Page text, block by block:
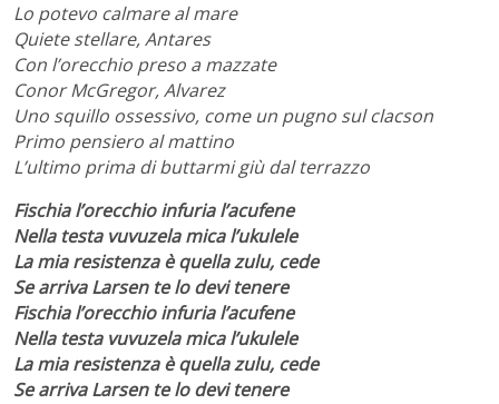
Lo potevo calmare al mare
Quiete stellare, Antares
Con l’orecchio preso a mazzate
Conor McGregor, Alvarez
Uno squillo ossessivo, come un pugno sul clacson
Primo pensiero al mattino
L’ultimo prima di buttarmi giù dal terrazzo
Fischia l’orecchio infuria l’acufene
Nella testa vuvuzela mica l’ukulele
La mia resistenza è quella zulu, cede
Se arriva Larsen te lo devi tenere
Fischia l’orecchio infuria l’acufene
Nella testa vuvuzela mica l’ukulele
La mia resistenza è quella zulu, cede
Se arriva Larsen te lo devi tenere